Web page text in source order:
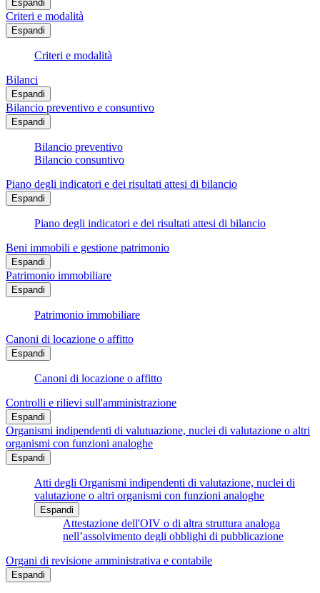
Espandi
Criteri e modalità
Espandi
Criteri e modalità
Bilanci
Espandi
Bilancio preventivo e consuntivo
Espandi
Bilancio preventivo
Bilancio consuntivo
Piano degli indicatori e dei risultati attesi di bilancio
Espandi
Piano degli indicatori e dei risultati attesi di bilancio
Beni immobili e gestione patrimonio
Espandi
Patrimonio immobiliare
Espandi
Patrimonio immobiliare
Canoni di locazione o affitto
Espandi
Canoni di locazione o affitto
Controlli e rilievi sull'amministrazione
Espandi
Organismi indipendenti di valutuazione, nuclei di valutazione o altri
organismi con funzioni analoghe
Espandi
Atti degli Organismi indipendenti di valutazione, nuclei di
valutazione o altri organismi con funzioni analoghe
Espandi
Attestazione dell'OIV o di altra struttura analoga
nell’assolvimento degli obblighi di pubblicazione
Organi di revisione amministrativa e contabile
Espandi